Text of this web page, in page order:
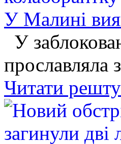
У Малині
У
прославляла
Читати